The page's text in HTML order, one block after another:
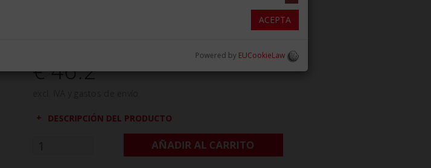
€ 46.2
DESCRIPCIÓN DEL PRODUCTO
AÑADIR AL CARRITO
ACEPTA
Powered by EUCookieLaw